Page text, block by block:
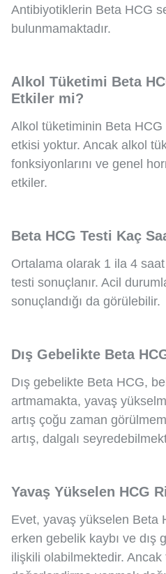
Antibiyotiklerin Beta HCG
bulunmamaktadır.
Alkol Tüketimi Beta
Etkiler mi?
Alkol tüketiminin Beta
etkisi yoktur. Ancak alkol
fonksiyonlarını ve genel
etkiler.
Beta HCG Testi Kaç
Ortalama olarak 1 ila 4 saat
testi sonuçlanır. Acil
sonuçlandığı da görülebilir.
Dış Gebelikte Beta
Dış gebelikte Beta HCG,
artmamakta, yavaş
artış çoğu zaman
artış, dalgalı
Yavaş Yükselen HCG
Evet, yavaş yükselen Beta
erken gebelik kaybı ve dış
ilişkili olabilmektedir. Ancak